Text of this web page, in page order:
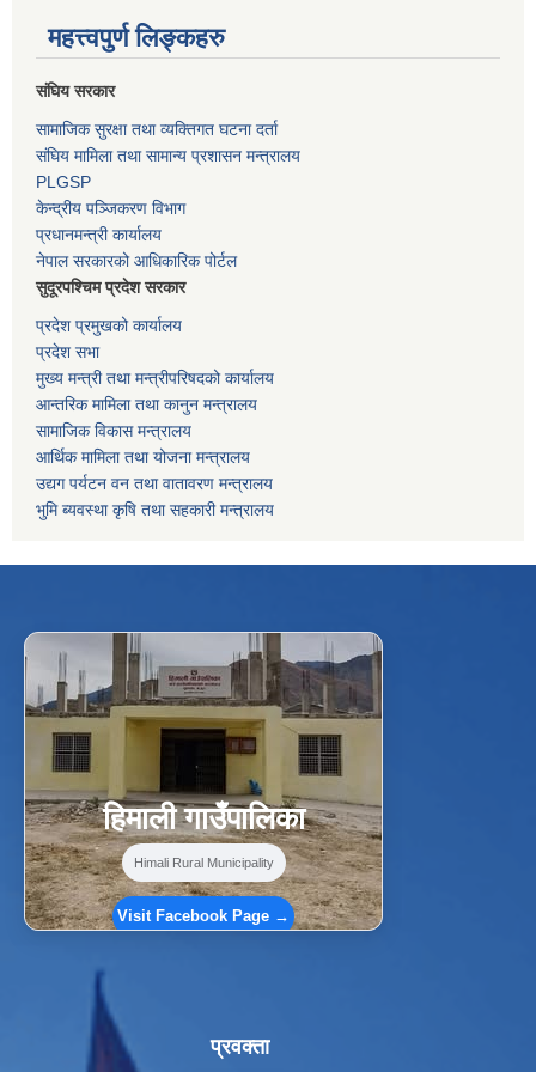
महत्त्वपुर्ण लिङ्कहरु
संघिय सरकार
सामाजिक सुरक्षा तथा व्यक्तिगत घटना दर्ता
संघिय मामिला तथा सामान्य प्रशासन मन्त्रालय
PLGSP
केन्द्रीय पञ्जिकरण विभाग
प्रधानमन्त्री कार्यालय
नेपाल सरकारको आधिकारिक पोर्टल
सुदूरपश्चिम प्रदेश सरकार
प्रदेश प्रमुखको कार्यालय
प्रदेश सभा
मुख्य मन्त्री तथा मन्त्रीपरिषदको कार्यालय
आन्तरिक मामिला तथा कानुन मन्त्रालय
सामाजिक विकास मन्त्रालय
आर्थिक मामिला तथा योजना मन्त्रालय
उद्यग पर्यटन वन तथा वातावरण मन्त्रालय
भुमि ब्यवस्था कृषि तथा सहकारी मन्त्रालय
f Facebook ⋯
हिमाली गाउँपालिका
Himali Rural Municipality
Visit Facebook Page →
प्रवक्ता